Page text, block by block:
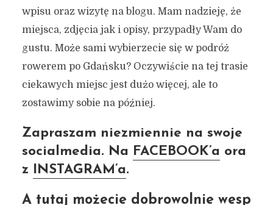
wpisu oraz wizytę na blogu. Mam nadzieję, że
miejsca, zdjęcia jak i opisy, przypadły Wam do
gustu. Może sami wybierzecie się w podróż
rowerem po Gdańsku? Oczywiście na tej trasie
ciekawych miejsc jest dużo więcej, ale to
zostawimy sobie na później.
Zapraszam niezmiennie na swoje
socialmedia. Na FACEBOOK’a ora
z INSTAGRAM’a.
A tutaj możecie dobrowolnie wesp